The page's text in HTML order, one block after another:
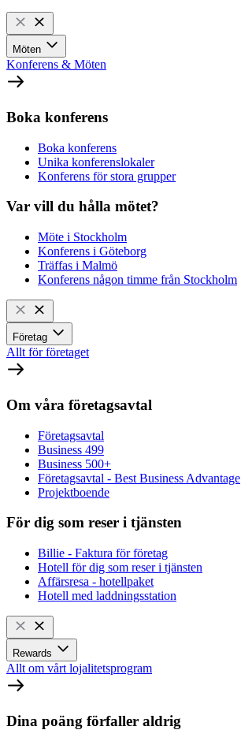
Möten
Konferens & Möten
Boka konferens
Boka konferens
Unika konferenslokaler
Konferens för stora grupper
Var vill du hålla mötet?
Möte i Stockholm
Konferens i Göteborg
Träffas i Malmö
Konferens någon timme från Stockholm
Företag
Allt för företaget
Om våra företagsavtal
Företagsavtal
Business 499
Business 500+
Företagsavtal - Best Business Advantage
Projektboende
För dig som reser i tjänsten
Billie - Faktura för företag
Hotell för dig som reser i tjänsten
Affärsresa - hotellpaket
Hotell med laddningsstation
Rewards
Allt om vårt lojalitetsprogram
Dina poäng förfaller aldrig